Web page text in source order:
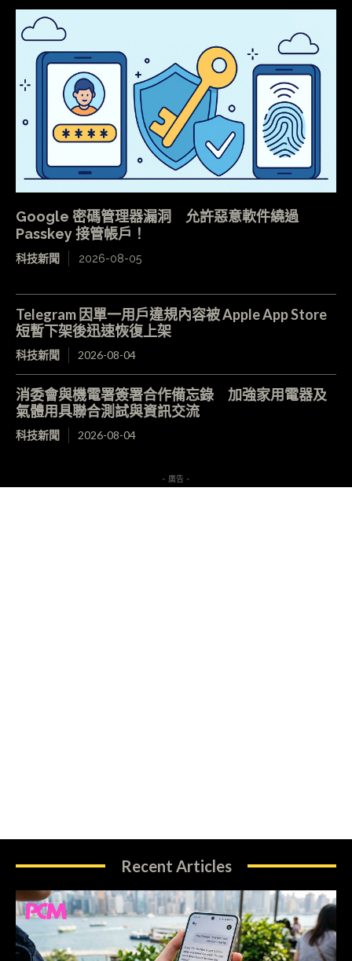
Google 密碼管理器漏洞 允許惡意軟件繞過
Passkey 接管帳戶！
科技新聞 2026-08-05
Telegram 因單一用戶違規內容被 Apple App Store
短暫下架後迅速恢復上架
科技新聞 2026-08-04
消委會與機電署簽署合作備忘錄 加強家用電器及
氣體用具聯合測試與資訊交流
科技新聞 2026-08-04
- 廣告 -
Recent Articles